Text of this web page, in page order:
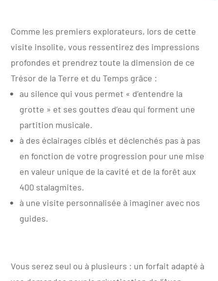
Comme les premiers explorateurs, lors de cette
visite insolite, vous ressentirez des impressions
profondes et prendrez toute la dimension de ce
Trésor de la Terre et du Temps grâce :
au silence qui vous permet « d’entendre la
grotte » et ses gouttes d’eau qui forment une
partition musicale.
à des éclairages ciblés et déclenchés pas à pas
en fonction de votre progression pour une mise
en valeur unique de la cavité et de la forêt aux
400 stalagmites.
à une visite personnalisée à imaginer avec nos
guides.
Vous serez seul ou à plusieurs : un forfait adapté à